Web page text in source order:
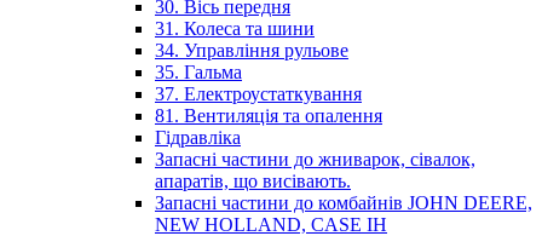
30. Вісь передня
31. Колеса та шини
34. Управління рульове
35. Гальма
37. Електроустаткування
81. Вентиляція та опалення
Гідравліка
Запасні частини до жниварок, сівалок,
апаратів, що висівають.
Запасні частини до комбайнів JOHN DEERE,
NEW HOLLAND, CASE IH